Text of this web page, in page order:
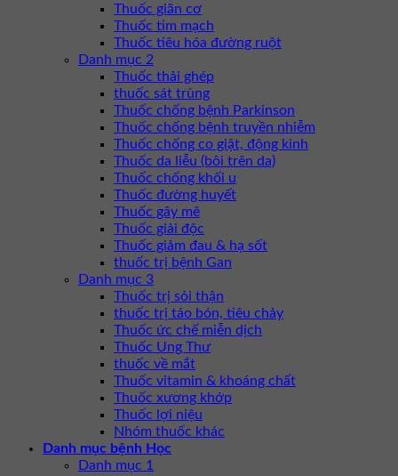
Thuốc giãn cơ
Thuốc tim mạch
Thuốc tiêu hóa đường ruột
Danh mục 2
Thuốc thải ghép
thuốc sát trùng
Thuốc chống bệnh Parkinson
Thuốc chống bệnh truyền nhiễm
Thuốc chống co giật, động kinh
Thuốc da liễu (bôi trên da)
Thuốc chống khối u
Thuốc đường huyết
Thuốc gây mê
Thuốc giải độc
Thuốc giảm đau & hạ sốt
thuốc trị bệnh Gan
Danh mục 3
Thuốc trị sỏi thận
thuốc trị táo bón, tiêu chảy
Thuốc ức chế miễn dịch
Thuốc Ung Thư
thuốc về mắt
Thuốc vitamin & khoáng chất
Thuốc xương khớp
Thuốc lợi niệu
Nhóm thuốc khác
Danh mục bệnh Học
Danh mục 1